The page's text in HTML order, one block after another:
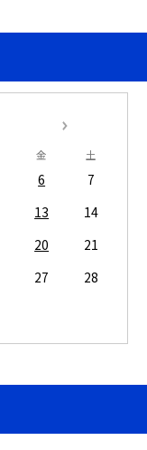
金 土
6
7
13
14
20
21
27
28